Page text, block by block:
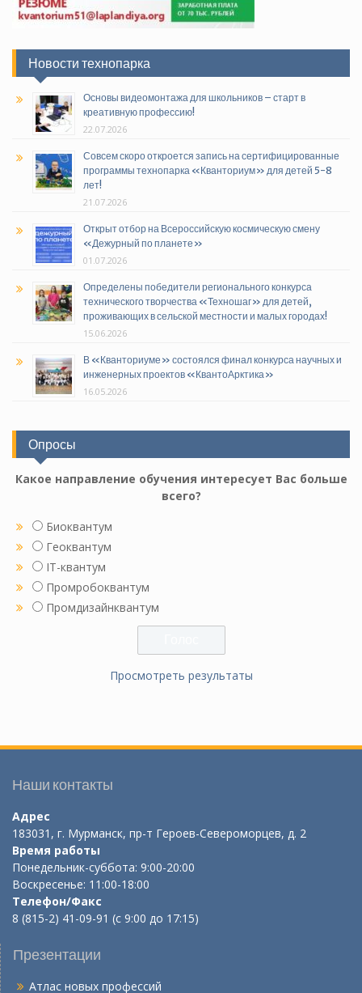
Новости технопарка
Основы видеомонтажа для школьников – старт в
креативную профессию!
22.07.2026
Совсем скоро откроется запись на сертифицированные
программы технопарка «Кванториум» для детей 5-8
лет!
21.07.2026
Открыт отбор на Всероссийскую космическую смену
«Дежурный по планете»
01.07.2026
Определены победители регионального конкурса
технического творчества «Техношаг» для детей,
проживающих в сельской местности и малых городах!
15.06.2026
В «Кванториуме» состоялся финал конкурса научных и
инженерных проектов «КвантоАрктика»
16.05.2026
Опросы
Какое направление обучения интересует Вас больше
всего?
Биоквантум
Геоквантум
IT-квантум
Промробоквантум
Промдизайнквантум
Просмотреть результаты
Наши контакты
Адрес
183031, г. Мурманск, пр-т Героев-Североморцев, д. 2
Время работы
Понедельник-суббота: 9:00-20:00
Воскресенье: 11:00-18:00
Телефон/Факс
8 (815-2) 41-09-91 (с 9:00 до 17:15)
Презентации
Атлас новых профессий